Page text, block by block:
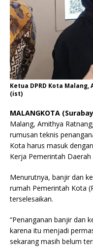
Ketua DPRD Kota
(ist)
MALANGKOTA
Malang, Amithya
rumusan teknis
Kota harus masuk
Kerja Pemerintah Daerah
Menurutnya, banjir dan
rumah Pemerintah Kota
terselesaikan.
“Penanganan banjir dan
karena itu menjadi
sekarang masih belum